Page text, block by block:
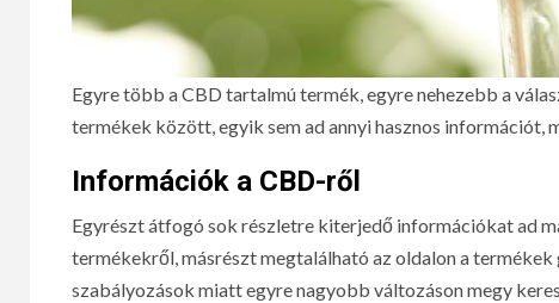
Egyre több a CBD tartalmú termék, egyre nehezebb a
termékek között, egyik sem ad annyi hasznos információt,
Információk a CBD-ről
Egyrészt átfogó sok részletre kiterjedő információkat ad
termékekről, másrészt megtalálható az oldalon a
szabályozások miatt egyre nagyobb változáson megy